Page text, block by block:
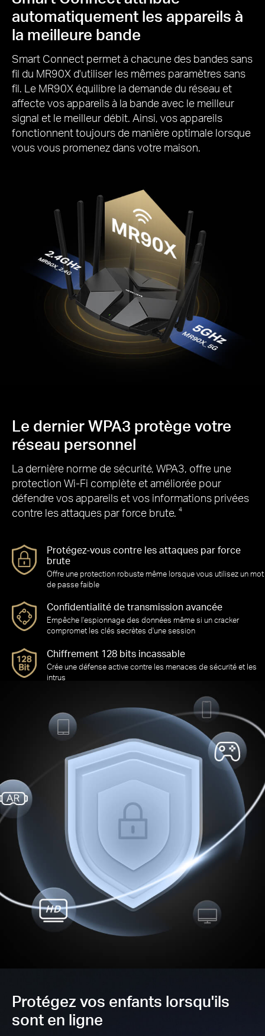
automatiquement les appareils à
la meilleure bande
Smart Connect permet à chacune des bandes sans
fil du MR90X d'utiliser les mêmes paramètres sans
fil. Le MR90X équilibre la demande du réseau et
affecte vos appareils à la bande avec le meilleur
signal et le meilleur débit. Ainsi, vos appareils
fonctionnent toujours de manière optimale lorsque
vous vous promenez dans votre maison.
Le dernier WPA3 protège votre
réseau personnel
La dernière norme de sécurité, WPA3, offre une
protection Wi-Fi complète et améliorée pour
défendre vos appareils et vos informations privées
contre les attaques par force brute. 4
Protégez-vous contre les attaques par force
brute
Offre une protection robuste même lorsque vous utilisez un mot
de passe faible
Confidentialité de transmission avancée
Empêche l'espionnage des données même si un cracker
compromet les clés secrètes d'une session
Chiffrement 128 bits incassable
Crée une défense active contre les menaces de sécurité et les
intrus
Protégez vos enfants lorsqu'ils
sont en ligne